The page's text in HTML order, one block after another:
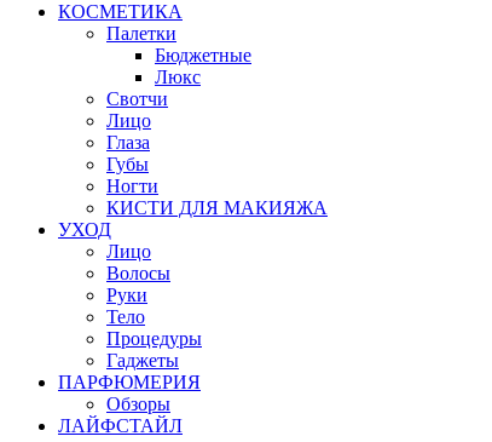
КОСМЕТИКА
Палетки
Бюджетные
Люкс
Свотчи
Лицо
Глаза
Губы
Ногти
КИСТИ ДЛЯ МАКИЯЖА
УХОД
Лицо
Волосы
Руки
Тело
Процедуры
Гаджеты
ПАРФЮМЕРИЯ
Обзоры
ЛАЙФСТАЙЛ